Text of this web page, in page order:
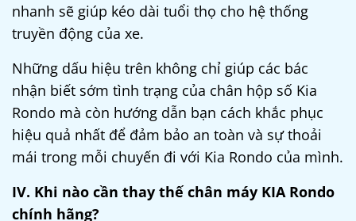
nhanh sẽ giúp kéo dài tuổi thọ cho hệ thống
truyền động của xe.
Những dấu hiệu trên không chỉ giúp các bác
nhận biết sớm tình trạng của chân hộp số Kia
Rondo mà còn hướng dẫn bạn cách khắc phục
hiệu quả nhất để đảm bảo an toàn và sự thoải
mái trong mỗi chuyến đi với Kia Rondo của mình.
IV. Khi nào cần thay thế chân máy KIA Rondo
chính hãng?